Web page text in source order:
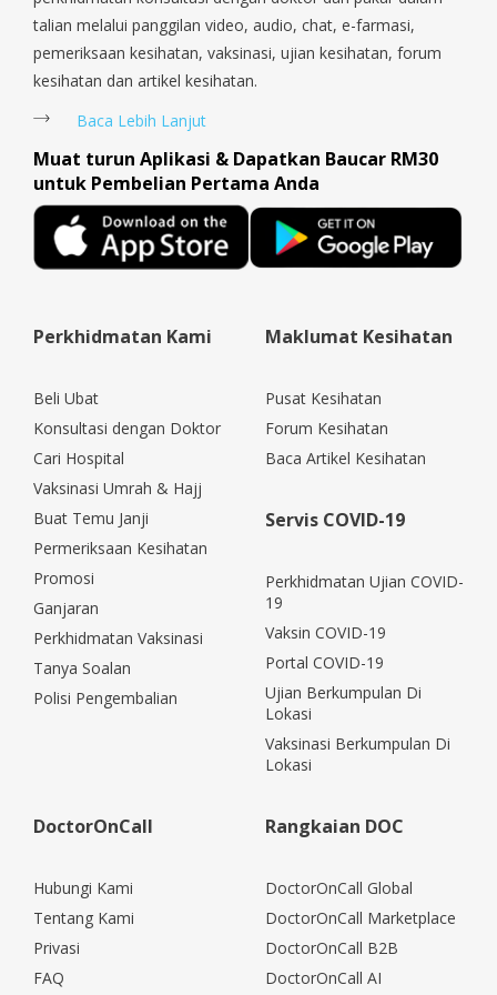
talian melalui panggilan video, audio, chat, e-farmasi,
pemeriksaan kesihatan, vaksinasi, ujian kesihatan, forum
kesihatan dan artikel kesihatan.
Baca Lebih Lanjut
Muat turun Aplikasi & Dapatkan Baucar RM30
untuk Pembelian Pertama Anda
Perkhidmatan Kami
Beli Ubat
Konsultasi dengan Doktor
Cari Hospital
Vaksinasi Umrah & Hajj
Buat Temu Janji
Permeriksaan Kesihatan
Promosi
Ganjaran
Perkhidmatan Vaksinasi
Tanya Soalan
Polisi Pengembalian
Maklumat Kesihatan
Pusat Kesihatan
Forum Kesihatan
Baca Artikel Kesihatan
Servis COVID-19
Perkhidmatan Ujian COVID-
19
Vaksin COVID-19
Portal COVID-19
Ujian Berkumpulan Di
Lokasi
Vaksinasi Berkumpulan Di
Lokasi
DoctorOnCall
Hubungi Kami
Tentang Kami
Privasi
FAQ
Rangkaian DOC
DoctorOnCall Global
DoctorOnCall Marketplace
DoctorOnCall B2B
DoctorOnCall AI